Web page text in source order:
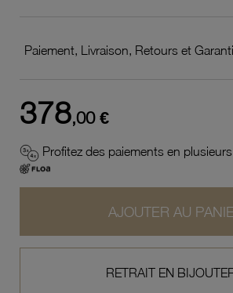
Paiement, Livraison, Retours et
378,00 €
Profitez des paiements en
AJOUTER AU
RETRAIT EN